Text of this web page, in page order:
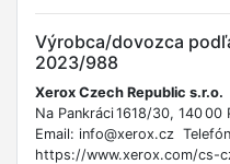
Výrobca/dovozca
2023/988
Xerox Czech Republic s.r.o.
Na Pankráci 1618/30, 140 00
Email: info@xerox.cz
https://www.xerox.com/cs-